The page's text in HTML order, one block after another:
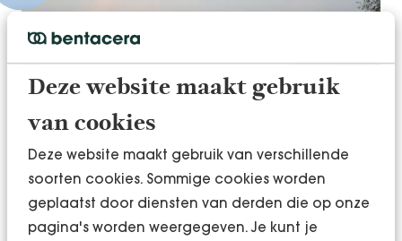
Deze website maakt gebruik
van cookies
Deze website maakt gebruik van verschillende
soorten cookies. Sommige cookies worden
geplaatst door diensten van derden die op onze
pagina's worden weergegeven. Je kunt je